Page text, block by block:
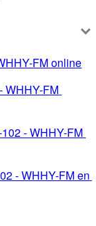
FM online
WHHY-FM
- WHHY-FM
- WHHY-FM en